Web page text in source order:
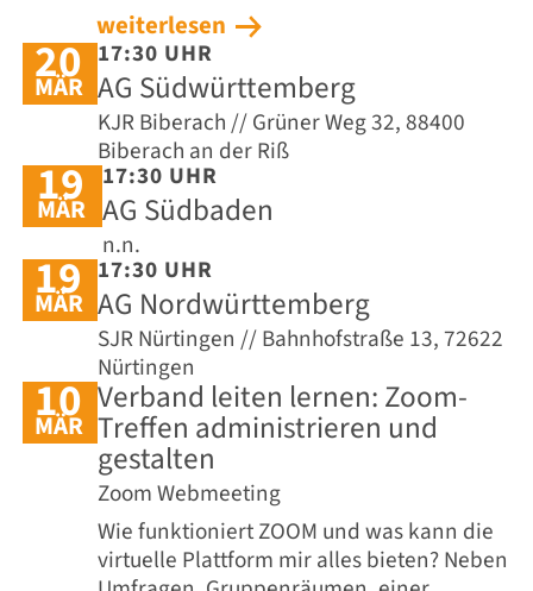
weiterlesen
20
MÄR
17:30 UHR
AG Südwürttemberg
KJR Biberach // Grüner Weg 32, 88400
Biberach an der Riß
19
MÄR
17:30 UHR
AG Südbaden
n.n.
19
MÄR
17:30 UHR
AG Nordwürttemberg
SJR Nürtingen // Bahnhofstraße 13, 72622
Nürtingen
10
MÄR
Verband leiten lernen: Zoom-
Treffen administrieren und
gestalten
Zoom Webmeeting
Wie funktioniert ZOOM und was kann die
virtuelle Plattform mir alles bieten? Neben